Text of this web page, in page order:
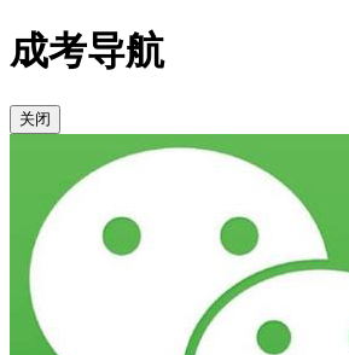
成考导航
关闭